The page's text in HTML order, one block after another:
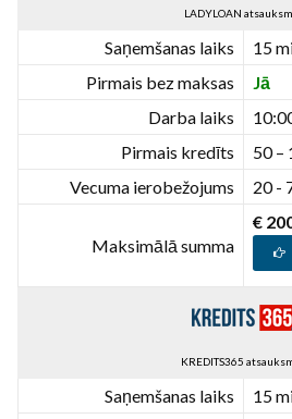
LADYLOAN
Saņemšanas laiks
15
Pirmais bez maksas
Jā
Darba laiks
Pirmais kredīts
50 –
Vecuma ierobežojums
20 -
Maksimālā summa
€
KREDITS365
Saņemšanas laiks
15